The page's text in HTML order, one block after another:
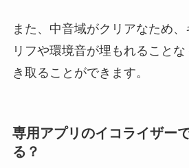
また、中音域がクリアなため
リフや環境音が埋もれること
き取ることができます。
専用アプリのイコライザー
る？